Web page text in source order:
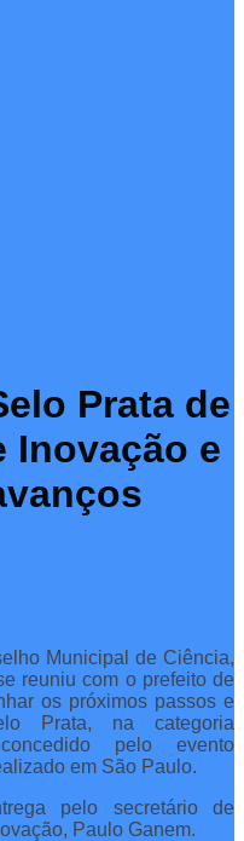
Prata de
Inovação e
Municipal de Ciência,
reuniu com o prefeito de
os próximos passos e
Prata, na categoria
pelo evento
em São Paulo.
pelo secretário de
Paulo Ganem.